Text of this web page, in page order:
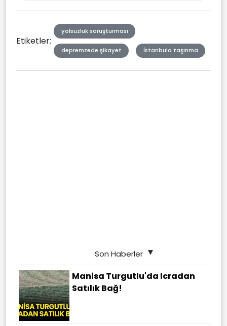
Etiketler:
yolsuzluk soruşturması
depremzede şikayet İstanbula taşınma
Son Haberler
Manisa Turgutlu'da Icradan
Satılık Bağ!